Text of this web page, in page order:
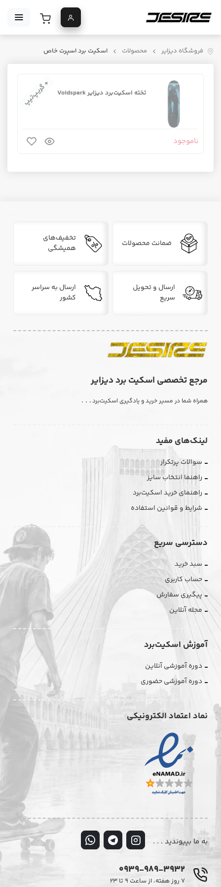
فروشگاه دیزایر محصولات اسکیت برد اسپرت خاص
تخته اسکیت‌برد دیزایر Voidspark
ناموجود
+ گریپ‌تیپ
ضمانت محصولات
تخفیف‌های
همیشگی
ارسال و تحویل
سریع
ارسال به سراسر
کشور
مرجع تخصصی اسکیت برد دیزایر
همراه شما در مسیر خرید و یادگیری اسکیت‌برد. . .
لینک‌های مفید
سوالات پرتکرار
راهنما انتخاب سایز
راهنمای خرید اسکیت‌برد
شرایط و قوانین استفاده
دسترسی سریع
سبد خرید
حساب کاربری
پیگیری سفارش
مجله آنلاین
آموزش اسکیت‌برد
دوره آموزشی آنلاین
دوره آموزشی حضوری
نماد اعتماد الکترونیکی
به ما بپیوندید . . .
0939-989-3932
۷ روز هفته، از ساعت ۹ تا ۲۳